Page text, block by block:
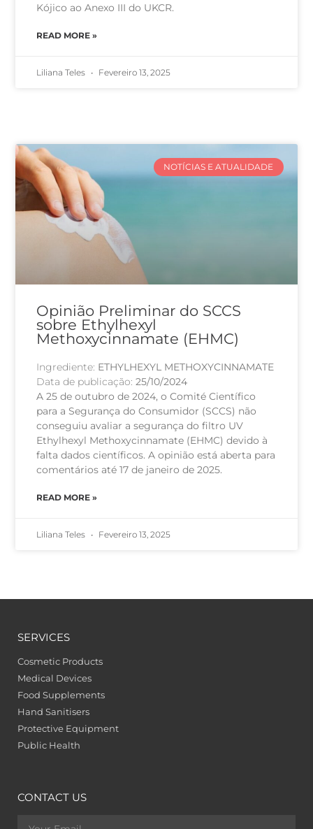
Kójico ao Anexo III do UKCR.
READ MORE »
Liliana Teles Fevereiro 13, 2025
NOTÍCIAS E ATUALIDADE
Opinião Preliminar do SCCS
sobre Ethylhexyl
Methoxycinnamate (EHMC)
Ingrediente: ETHYLHEXYL METHOXYCINNAMATE
Data de publicação:25/10/2024
A 25 de outubro de 2024, o Comité Científico
para a Segurança do Consumidor (SCCS) não
conseguiu avaliar a segurança do filtro UV
Ethylhexyl Methoxycinnamate (EHMC) devido à
falta dados científicos. A opinião está aberta para
comentários até 17 de janeiro de 2025.
READ MORE »
Liliana Teles Fevereiro 13, 2025
SERVICES
Cosmetic Products
Medical Devices
Food Supplements
Hand Sanitisers
Protective Equipment
Public Health
CONTACT US